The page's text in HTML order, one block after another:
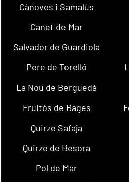
Cànoves i Samalús
Canet de Mar
Salvador de Guardiola
Pere de Torelló
La Nou de Berguedà
Fruitós de Bages
Quirze Safaja
Quirze de Besora
Pol de Mar